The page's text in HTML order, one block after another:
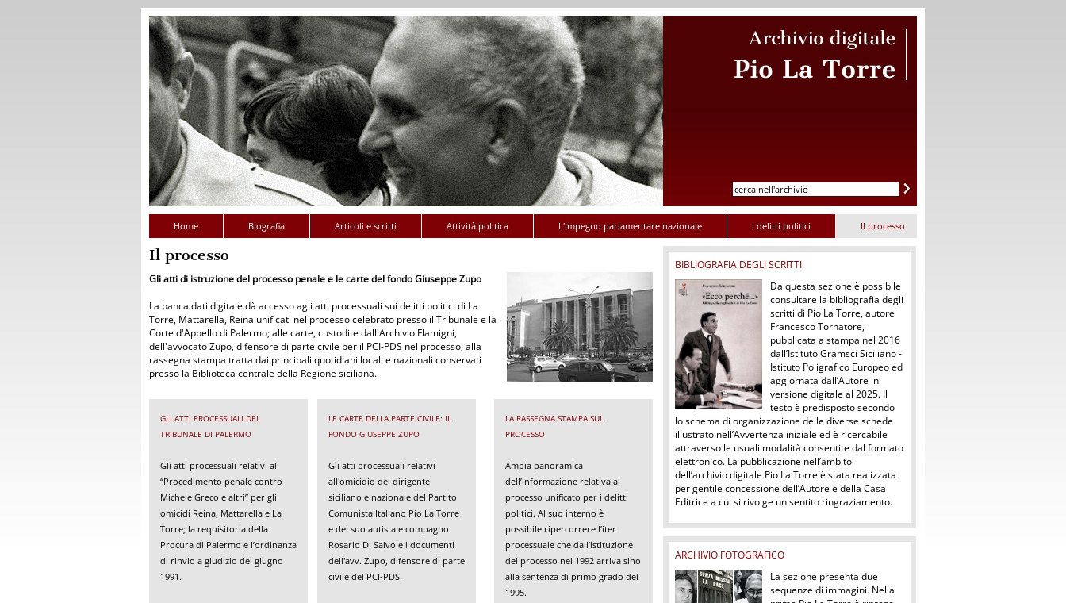
Home Biografia Articoli e scritti Attività politica L'impegno parlamentare nazionale I delitti politici Il processo
Il processo
Gli atti di istruzione del processo penale e le carte del fondo Giuseppe Zupo
La banca dati digitale dà accesso agli atti processuali sui delitti politici di La
Torre, Mattarella, Reina unificati nel processo celebrato presso il Tribunale e la
Corte d'Appello di Palermo; alle carte, custodite dall'Archivio Flamigni,
dell'avvocato Zupo, difensore di parte civile per il PCI-PDS nel processo; alla
rassegna stampa tratta dai principali quotidiani locali e nazionali conservati
presso la Biblioteca centrale della Regione siciliana.
GLI ATTI PROCESSUALI DEL
TRIBUNALE DI PALERMO
Gli atti processuali relativi al
“Procedimento penale contro
Michele Greco e altri” per gli
omicidi Reina, Mattarella e La
Torre; la requisitoria della
Procura di Palermo e l’ordinanza
di rinvio a giudizio del giugno
1991.
LE CARTE DELLA PARTE CIVILE: IL
FONDO GIUSEPPE ZUPO
Gli atti processuali relativi
all'omicidio del dirigente
siciliano e nazionale del Partito
Comunista Italiano Pio La Torre
e del suo autista e compagno
Rosario Di Salvo e i documenti
dell'avv. Zupo, difensore di parte
civile del PCI-PDS.
LA RASSEGNA STAMPA SUL
PROCESSO
Ampia panoramica
dell’informazione relativa al
processo unificato per i delitti
politici. Al suo interno è
possibile ripercorrere l’iter
processuale che dall’istituzione
del processo nel 1992 arriva sino
alla sentenza di primo grado del
1995.
BIBLIOGRAFIA DEGLI SCRITTI
Da questa sezione è possibile
consultare la bibliografia degli
scritti di Pio La Torre, autore
Francesco Tornatore,
pubblicata a stampa nel 2016
dall’Istituto Gramsci Siciliano -
Istituto Poligrafico Europeo ed
aggiornata dall’Autore in
versione digitale al 2025. Il
testo è predisposto secondo
lo schema di organizzazione delle diverse schede
illustrato nell’Avvertenza iniziale ed è ricercabile
attraverso le usuali modalità consentite dal formato
elettronico. La pubblicazione nell’ambito
dell’archivio digitale Pio La Torre è stata realizzata
per gentile concessione dell’Autore e della Casa
Editrice a cui si rivolge un sentito ringraziamento.
ARCHIVIO FOTOGRAFICO
La sezione presenta due
sequenze di immagini. Nella